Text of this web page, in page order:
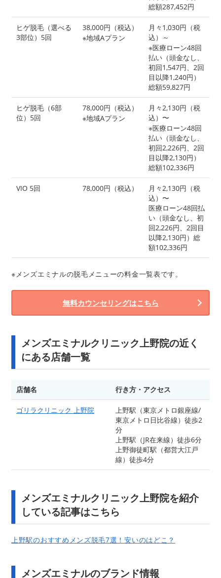
総額287,452円
ヒゲ脱毛（選べる
3部位）5回
38,000円（税込）
※地域Aプラン
月々1,030円（税
込）～
※医療ローン48回
払い（頭金なし、
初回1,547円、2回
目以降1,240円）
総額59,827円
ヒゲ脱毛（6部
位）5回
78,000円（税込）
※地域Aプラン
月々2,130円（税
込）〜
※医療ローン48回
払い（頭金なし、
初回2,226円、2回
目以降2,130円）
総額102,336円
VIO 5回 78,000円（税込）
月々2,130円（税
込）〜
医療ローン48回払
い（頭金なし、初
回2,226円、2回目
以降2,130円）総
額102,336円
※メンズエミナルの脱毛メニューの料金一覧表です。
無料カウンセリングはこちら
メンズエミナルクリニック上野院の近く
にある店舗一覧
店舗名 行き方・アクセス
ゴリラクリニック 上野院
上野駅（東京メトロ銀座線/
東京メトロ日比谷線）徒歩2
分
上野駅（JR在来線）徒歩6分
上野御徒町駅（都営大江戸
線）徒歩4分
メンズエミナルクリニック上野院を紹介
している記事はこちら
上野駅のおすすめメンズ脱毛7選！安いのはどこ？
メンズエミナルのブランド情報